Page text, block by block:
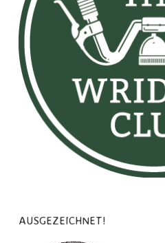
AUSGEZEICHNET!